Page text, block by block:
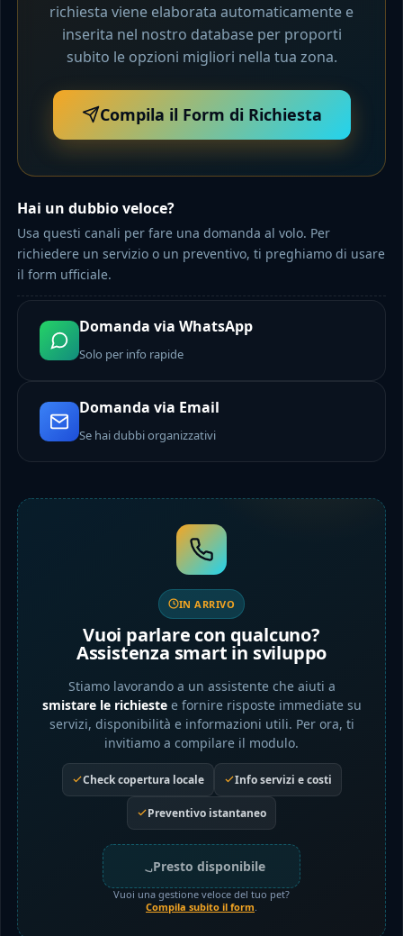
richiesta viene elaborata automaticamente e
inserita nel nostro database per proporti
subito le opzioni migliori nella tua zona.
Compila il Form di Richiesta
Hai un dubbio veloce?
Usa questi canali per fare una domanda al volo. Per
richiedere un servizio o un preventivo, ti preghiamo di usare
il form ufficiale.
Domanda via WhatsApp
Solo per info rapide
Domanda via Email
Se hai dubbi organizzativi
IN ARRIVO
Vuoi parlare con qualcuno?
Assistenza smart in sviluppo
Stiamo lavorando a un assistente che aiuti a
smistare le richiestee fornire risposte immediate su
servizi, disponibilità e informazioni utili. Per ora, ti
invitiamo a compilare il modulo.
Check copertura locale Info servizi e costi
Preventivo istantaneo
Presto disponibile
Vuoi una gestione veloce del tuo pet?
Compila subito il form